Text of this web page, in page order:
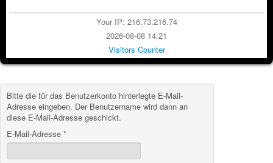
Your IP: 216.73.216.74
2026-08-08 14:21
Visitors Counter
Bitte die für das Benutzerkonto hinterlegte E-Mail-
Adresse eingeben. Der Benutzername wird dann an
diese E-Mail-Adresse geschickt.
E-Mail-Adresse *